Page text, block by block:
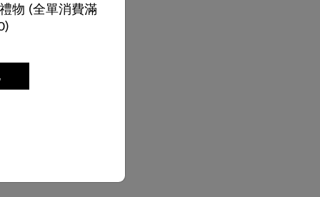
物 (全單消費滿